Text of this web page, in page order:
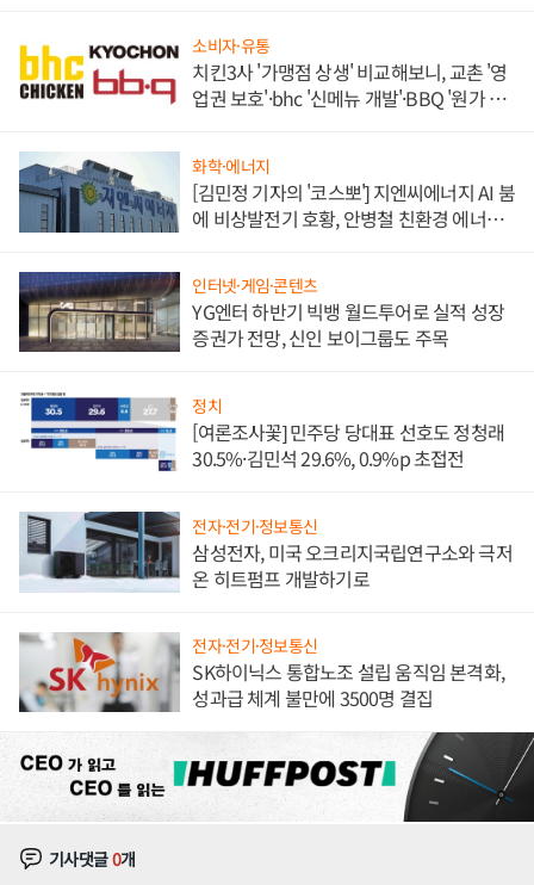
소비자·유통
치킨3사 '가맹점 상생' 비교해보니, 교촌 '영
업권 보호'·bhc '신메뉴 개발'·BBQ '원가 부
화학·에너지
[김민정 기자의 '코스뽀'] 지엔씨에너지 AI 붐
에 비상발전기 호황, 안병철 친환경 에너지
인터넷·게임·콘텐츠
YG엔터 하반기 빅뱅 월드투어로 실적 성장
증권가 전망, 신인 보이그룹도 주목
정치
[여론조사꽃] 민주당 당대표 선호도 정청래
30.5%·김민석 29.6%, 0.9%p 초접전
전자·전기·정보통신
삼성전자, 미국 오크리지국립연구소와 극저
온 히트펌프 개발하기로
전자·전기·정보통신
SK하이닉스 통합노조 설립 움직임 본격화,
성과급 체계 불만에 3500명 결집
기사댓글0개